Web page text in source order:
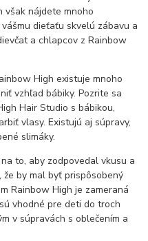
však nájdete mnoho
dieťaťu skvelú zábavu a
a chlapcov z Rainbow
High existuje mnoho
vzhľad bábiky. Pozrite sa
Hair Studio s bábikou,
vlasy. Existujú aj súpravy,
slimáky.
to, aby zodpovedal vkusu a
by mal byť prispôsobený
Rainbow High je zameraná
vhodné pre deti do troch
v súpravách s oblečením a